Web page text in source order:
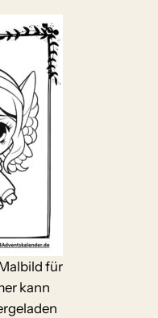
für
kann